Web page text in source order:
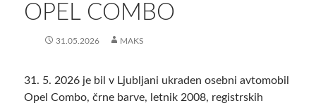
OPEL COMBO
31.05.2026 MAKS
31. 5. 2026 je bil v Ljubljani ukraden osebni avtomobil
Opel Combo, črne barve, letnik 2008, registrskih